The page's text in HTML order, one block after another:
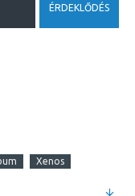
ÉRDEKLŐDÉS
Xenos